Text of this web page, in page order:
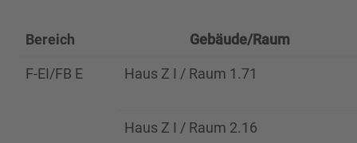
Bereich Gebäude/Raum
F-EI/FB E Haus Z I / Raum 1.71
Haus Z I / Raum 2.16